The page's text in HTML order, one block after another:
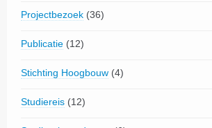
Projectbezoek (36)
Publicatie (12)
Stichting Hoogbouw (4)
Studiereis (12)